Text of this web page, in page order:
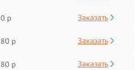
р Заказать
р Заказать
р Заказать